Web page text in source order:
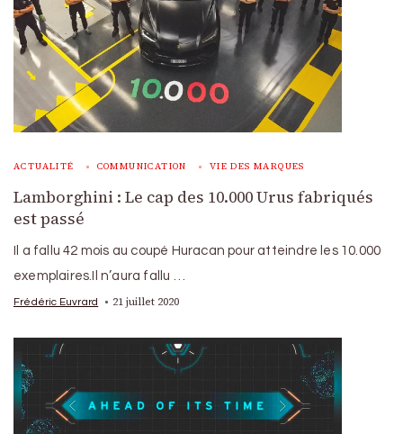
ACTUALITÉ COMMUNICATION VIE DES MARQUES
Lamborghini : Le cap des 10.000 Urus fabriqués
est passé
Il a fallu 42 mois au coupé Huracan pour atteindre les 10.000
exemplaires.Il n’aura fallu …
Frédéric Euvrard 21 juillet 2020